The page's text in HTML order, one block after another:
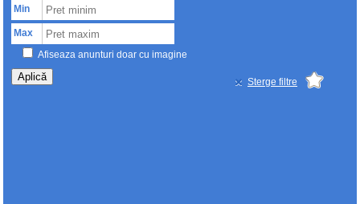
Min
Max
Afiseaza anunturi doar cu imagine
Aplică Sterge filtre